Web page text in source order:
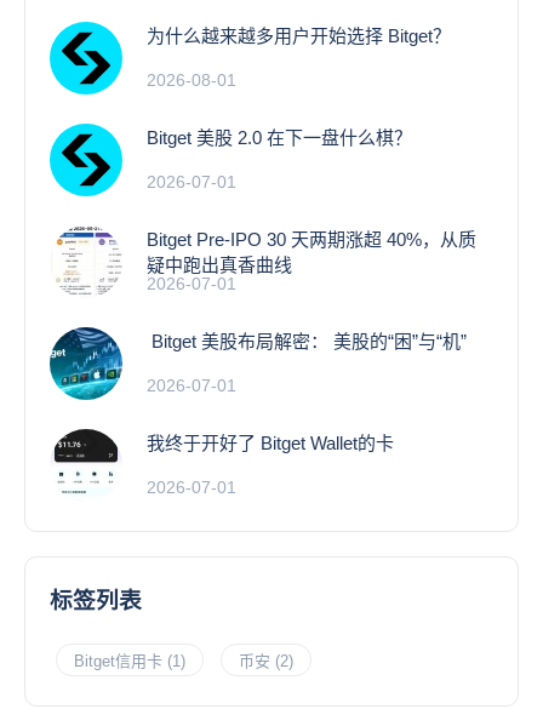
为什么越来越多用户开始选择 Bitget？
2026-08-01
Bitget 美股 2.0 在下一盘什么棋？
2026-07-01
Bitget Pre-IPO 30 天两期涨超 40%，从质
疑中跑出真香曲线
2026-07-01
Bitget 美股布局解密： 美股的“困”与“机”
2026-07-01
我终于开好了 Bitget Wallet的卡
2026-07-01
标签列表
Bitget信用卡 (1) 币安 (2)